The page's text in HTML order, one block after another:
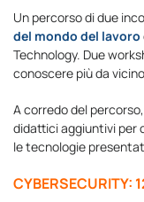
Un percorso di due
del mondo del lavoro
Technology. Due
conoscere più da vicino
A corredo del
didattici aggiuntivi per
le tecnologie
CYBERSECURITY: